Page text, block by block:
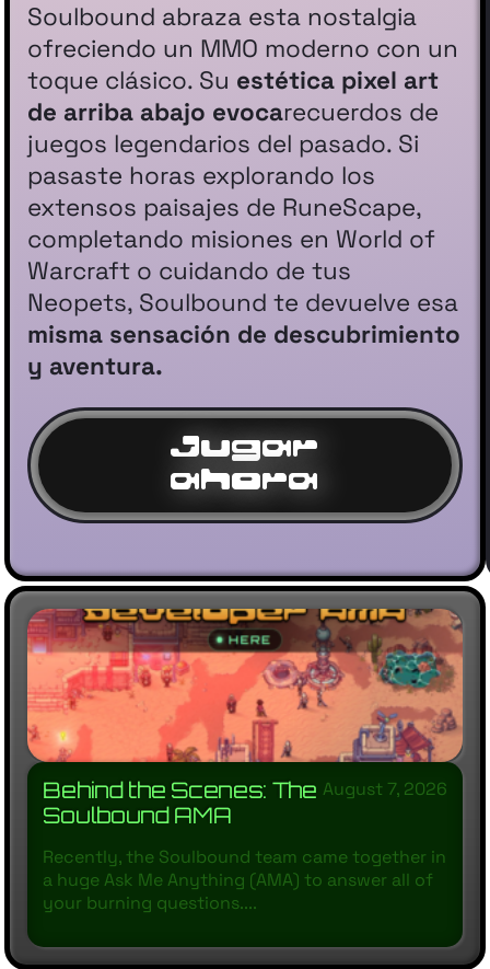
Soulbound abraza esta nostalgia
ofreciendo un MMO moderno con un
toque clásico. Su estética pixel art
de arriba abajo evocarecuerdos de
juegos legendarios del pasado. Si
pasaste horas explorando los
extensos paisajes de RuneScape,
completando misiones en World of
Warcraft o cuidando de tus
Neopets, Soulbound te devuelve esa
misma sensación de descubrimiento
y aventura.
Jugar
ahora
Behind the Scenes: The
Soulbound AMA
August 7, 2026
Recently, the Soulbound team came together in
a huge Ask Me Anything (AMA) to answer all of
your burning questions....